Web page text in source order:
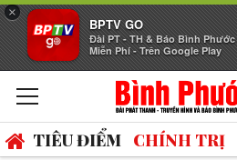
×
BPTV GO
Đài PT - TH & Báo Bình Phước
Miễn Phí - Trên Google Play
TIÊU ĐIỂM CHÍNH TRỊ